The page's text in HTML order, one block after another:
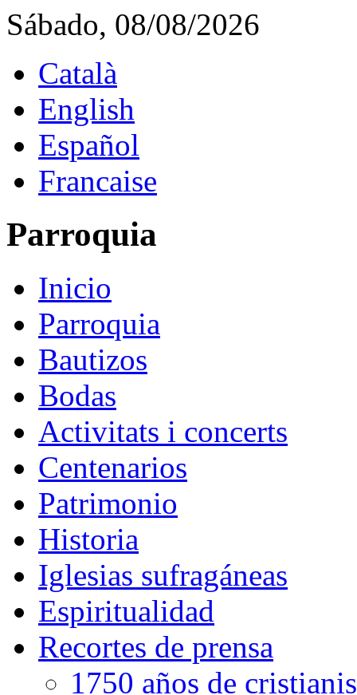
Sábado, 08/08/2026
Català
English
Español
Francaise
Parroquia
Inicio
Parroquia
Bautizos
Bodas
Activitats i concerts
Centenarios
Patrimonio
Historia
Iglesias sufragáneas
Espiritualidad
Recortes de prensa
1750 años de